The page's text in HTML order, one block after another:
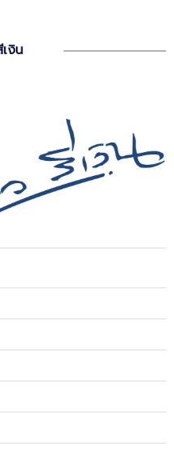
งิน